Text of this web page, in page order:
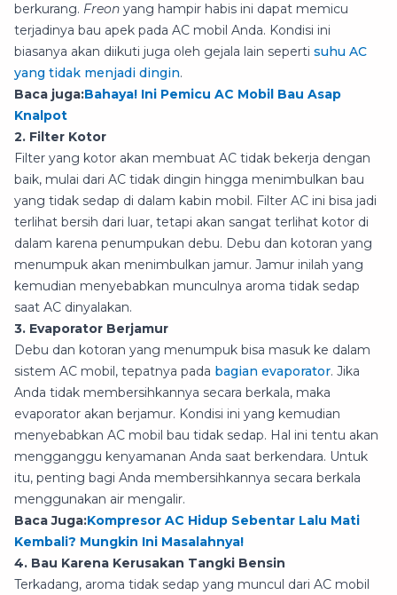
berkurang. Freon yang hampir habis ini dapat memicu
terjadinya bau apek pada AC mobil Anda. Kondisi ini
biasanya akan diikuti juga oleh gejala lain seperti suhu AC
yang tidak menjadi dingin.
Baca juga:Bahaya! Ini Pemicu AC Mobil Bau Asap
Knalpot
2. Filter Kotor
Filter yang kotor akan membuat AC tidak bekerja dengan
baik, mulai dari AC tidak dingin hingga menimbulkan bau
yang tidak sedap di dalam kabin mobil. Filter AC ini bisa jadi
terlihat bersih dari luar, tetapi akan sangat terlihat kotor di
dalam karena penumpukan debu. Debu dan kotoran yang
menumpuk akan menimbulkan jamur. Jamur inilah yang
kemudian menyebabkan munculnya aroma tidak sedap
saat AC dinyalakan.
3. Evaporator Berjamur
Debu dan kotoran yang menumpuk bisa masuk ke dalam
sistem AC mobil, tepatnya pada bagian evaporator. Jika
Anda tidak membersihkannya secara berkala, maka
evaporator akan berjamur. Kondisi ini yang kemudian
menyebabkan AC mobil bau tidak sedap. Hal ini tentu akan
mengganggu kenyamanan Anda saat berkendara. Untuk
itu, penting bagi Anda membersihkannya secara berkala
menggunakan air mengalir.
Baca Juga:Kompresor AC Hidup Sebentar Lalu Mati
Kembali? Mungkin Ini Masalahnya!
4. Bau Karena Kerusakan Tangki Bensin
Terkadang, aroma tidak sedap yang muncul dari AC mobil